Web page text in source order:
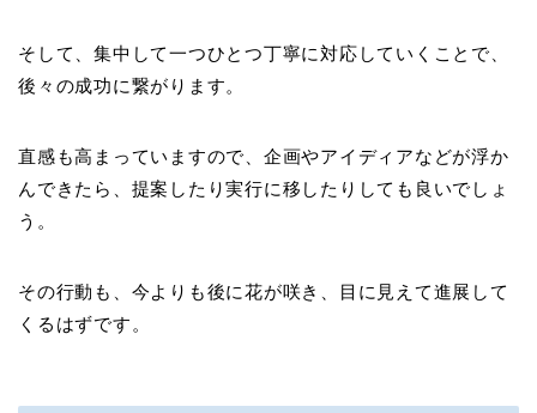
そして、集中して一つひとつ丁寧に対応していくことで、
後々の成功に繋がります。
直感も高まっていますので、企画やアイディアなどが浮か
んできたら、提案したり実行に移したりしても良いでしょ
う。
その行動も、今よりも後に花が咲き、目に見えて進展して
くるはずです。